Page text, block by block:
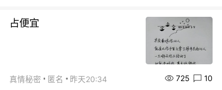
占便宜
真情秘密 匿名 昨天20:34 725 10